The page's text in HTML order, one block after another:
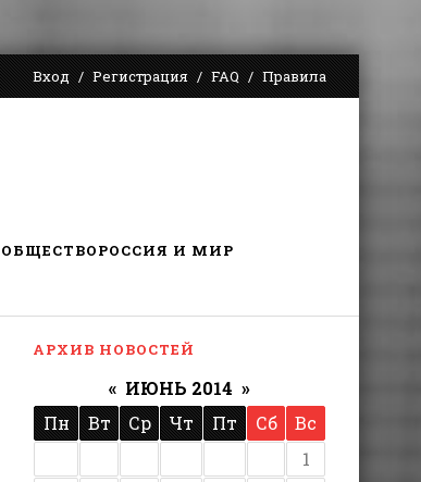
Вход Регистрация FAQ Правила
ОБЩЕСТВОРОССИЯ И МИР
АРХИВ НОВОСТЕЙ
« ИЮНЬ 2014 »
Пн
Вт Ср Чт Пт Сб
Вс
1